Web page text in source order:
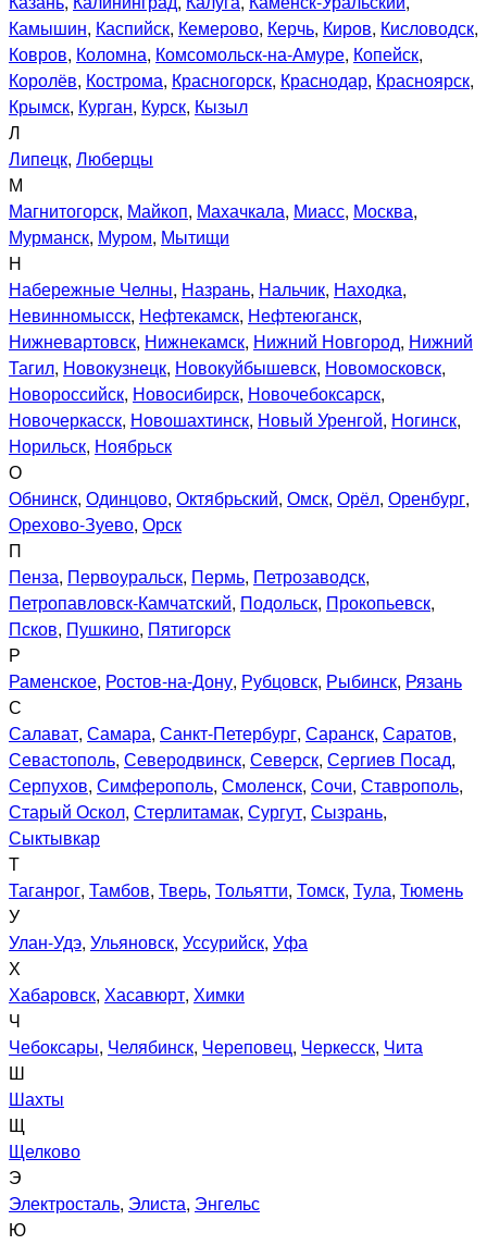
Камышин, Каспийск, Кемерово, Керчь, Киров, Кисловодск,
Ковров, Коломна, Комсомольск-на-Амуре, Копейск,
Королёв, Кострома, Красногорск, Краснодар, Красноярск,
Крымск, Курган, Курск, Кызыл
Л
Липецк, Люберцы
М
Магнитогорск, Майкоп, Махачкала, Миасс, Москва,
Мурманск, Муром, Мытищи
Н
Набережные Челны, Назрань, Нальчик, Находка,
Невинномысск, Нефтекамск, Нефтеюганск,
Нижневартовск, Нижнекамск, Нижний Новгород, Нижний
Тагил, Новокузнецк, Новокуйбышевск, Новомосковск,
Новороссийск, Новосибирск, Новочебоксарск,
Новочеркасск, Новошахтинск, Новый Уренгой, Ногинск,
Норильск, Ноябрьск
О
Обнинск, Одинцово, Октябрьский, Омск, Орёл, Оренбург,
Орехово-Зуево, Орск
П
Пенза, Первоуральск, Пермь, Петрозаводск,
Петропавловск-Камчатский, Подольск, Прокопьевск,
Псков, Пушкино, Пятигорск
Р
Раменское, Ростов-на-Дону, Рубцовск, Рыбинск, Рязань
С
Салават, Самара, Санкт-Петербург, Саранск, Саратов,
Севастополь, Северодвинск, Северск, Сергиев Посад,
Серпухов, Симферополь, Смоленск, Сочи, Ставрополь,
Старый Оскол, Стерлитамак, Сургут, Сызрань,
Сыктывкар
Т
Таганрог, Тамбов, Тверь, Тольятти, Томск, Тула, Тюмень
У
Улан-Удэ, Ульяновск, Уссурийск, Уфа
Х
Хабаровск, Хасавюрт, Химки
Ч
Чебоксары, Челябинск, Череповец, Черкесск, Чита
Ш
Шахты
Щ
Щелково
Э
Электросталь, Элиста, Энгельс
Ю